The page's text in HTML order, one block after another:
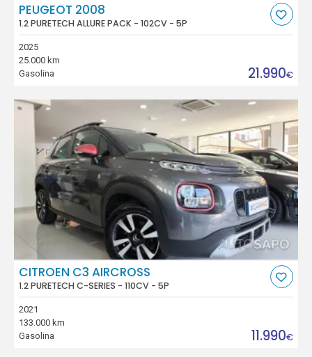
PEUGEOT 2008
1.2 PURETECH ALLURE PACK - 102CV - 5P
2025
25.000 km
Gasolina
21.990€
CITROEN C3 AIRCROSS
1.2 PURETECH C-SERIES - 110CV - 5P
2021
133.000 km
Gasolina
11.990€